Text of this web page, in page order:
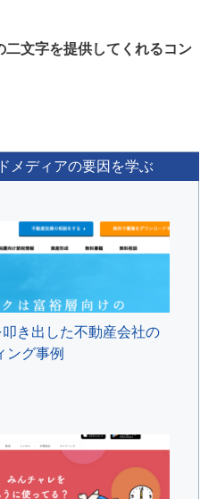
二文字を提供してくれるコン
メディアの要因を学ぶ
き出した不動産会社の
ング事例